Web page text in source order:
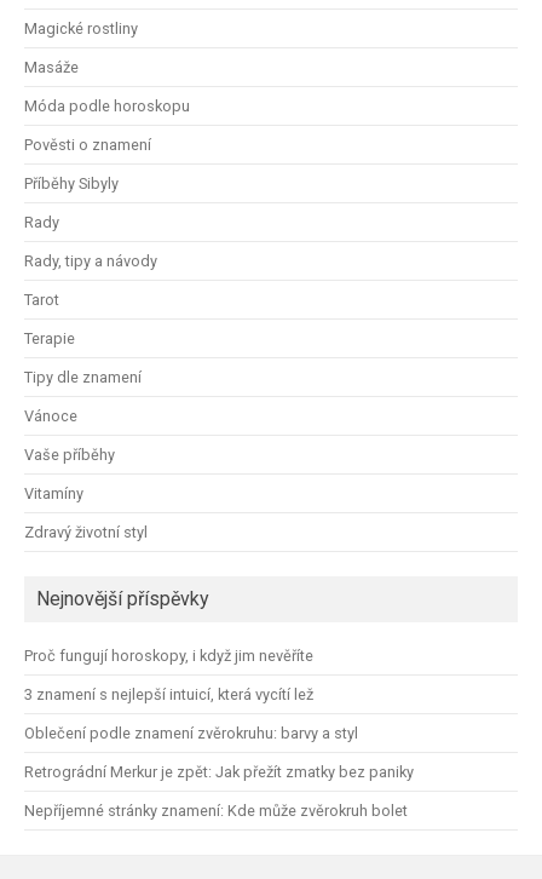
Magické rostliny
Masáže
Móda podle horoskopu
Pověsti o znamení
Příběhy Sibyly
Rady
Rady, tipy a návody
Tarot
Terapie
Tipy dle znamení
Vánoce
Vaše příběhy
Vitamíny
Zdravý životní styl
Nejnovější příspěvky
Proč fungují horoskopy, i když jim nevěříte
3 znamení s nejlepší intuicí, která vycítí lež
Oblečení podle znamení zvěrokruhu: barvy a styl
Retrográdní Merkur je zpět: Jak přežít zmatky bez paniky
Nepříjemné stránky znamení: Kde může zvěrokruh bolet